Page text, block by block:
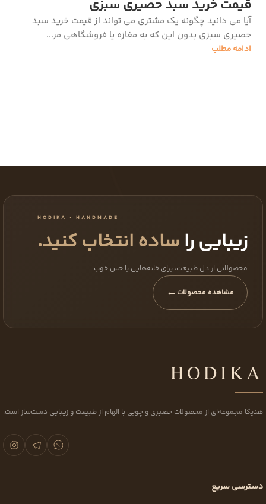
قیمت خرید سبد حصیری سبزی
آیا می دانید چگونه یک مشتری می تواند از قیمت خرید سبد
حصیری سبزی بدون این که به مغازه یا فروشگاهی مر...
ادامه مطلب
HODIKA · HANDMADE
زیبایی را ساده انتخاب کنید.
محصولاتی از دل طبیعت، برای خانه‌هایی با حس خوب.
مشاهده محصولات ←
HODIKA
هدیکا مجموعه‌ای از محصولات حصیری و چوبی با الهام از طبیعت و زیبایی دست‌ساز است.
دسترسی سریع